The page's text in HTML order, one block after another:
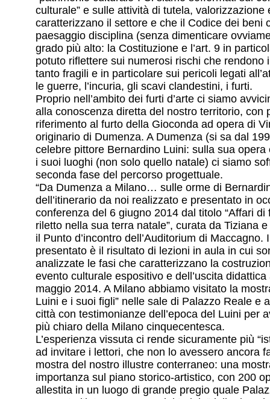
culturale” e sulle attività di tutela, valorizzazione
caratterizzano il settore e che il Codice dei beni
paesaggio disciplina (senza dimenticare
grado più alto: la Costituzione e l’art. 9 in
potuto riflettere sui numerosi rischi che rendono
tanto fragili e in particolare sui pericoli legati
le guerre, l’incuria, gli scavi clandestini, i furti.
Proprio nell’ambito dei furti d’arte ci siamo
alla conoscenza diretta del nostro territorio, con
riferimento al furto della Gioconda ad opera di
originario di Dumenza. A Dumenza (si sa dal
celebre pittore Bernardino Luini: sulla sua opera
i suoi luoghi (non solo quello natale) ci siamo
seconda fase del percorso progettuale.
“Da Dumenza a Milano… sulle orme di
dell’itinerario da noi realizzato e presentato in
conferenza del 6 giugno 2014 dal titolo “Affari di
riletto nella sua terra natale”, curata da Tiziana
il Punto d’incontro dell’Auditorium di Maccagno.
presentato è il risultato di lezioni in aula in cui
analizzate le fasi che caratterizzano la
evento culturale espositivo e dell’uscita
maggio 2014. A Milano abbiamo visitato la
Luini e i suoi figli” nelle sale di Palazzo Reale e
città con testimonianze dell’epoca del Luini per
più chiaro della Milano cinquecentesca.
L’esperienza vissuta ci rende sicuramente più
ad invitare i lettori, che non lo avessero ancora
mostra del nostro illustre conterraneo: una
importanza sul piano storico-artistico, con 200
allestita in un luogo di grande pregio quale